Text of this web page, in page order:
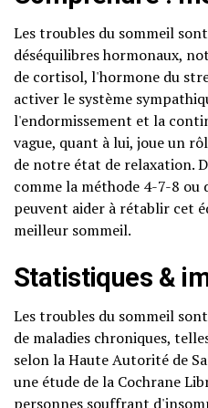
Les troubles du sommeil
déséquilibres hormonaux,
de cortisol, l'hormone du
activer le système
l'endormissement et la
vague, quant à lui, joue un
de notre état de relaxation.
comme la méthode 4-7-8 ou
peuvent aider à rétablir cet
meilleur sommeil.
Statistiques &
Les troubles du sommeil
de maladies chroniques,
selon la Haute Autorité de
une étude de la Cochrane
personnes souffrant